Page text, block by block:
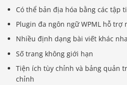
Có thể bản địa hóa bằng các tập
Plugin đa ngôn ngữ WPML hỗ trợ
Nhiều định dạng bài viết khác
Số trang không giới hạn
Tiện ích tùy chỉnh và bảng quản
chỉnh